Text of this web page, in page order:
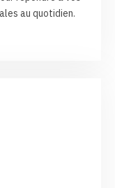
au quotidien.